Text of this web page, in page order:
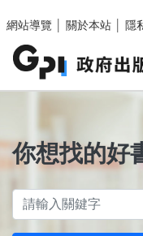
網站導覽
關於本站 隱
你想找的好